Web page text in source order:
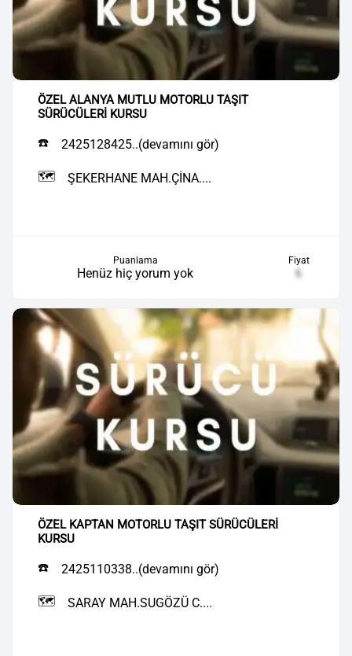
ÖZEL ALANYA MUTLU MOTORLU TAŞIT
SÜRÜCÜLERİ KURSU
☎️ 2425128425..(devamını gör)
🗺️ ŞEKERHANE MAH.ÇİNA....
Puanlama
Henüz hiç yorum yok
Fiyat
₺
ÖZEL KAPTAN MOTORLU TAŞIT SÜRÜCÜLERİ
KURSU
☎️ 2425110338..(devamını gör)
🗺️ SARAY MAH.SUGÖZÜ C....